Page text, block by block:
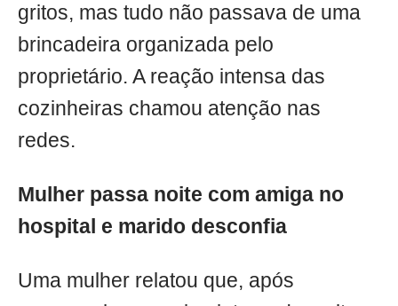
gritos, mas tudo não passava de uma
brincadeira organizada pelo
proprietário. A reação intensa das
cozinheiras chamou atenção nas
redes.
Mulher passa noite com amiga no
hospital e marido desconfia
Uma mulher relatou que, após